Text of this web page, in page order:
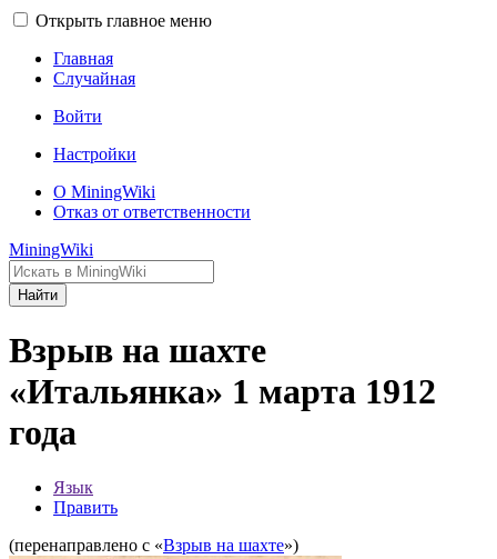
Открыть главное меню
Главная
Случайная
Войти
Настройки
О MiningWiki
Отказ от ответственности
MiningWiki
Найти
Взрыв на шахте
«Итальянка» 1 марта 1912
года
Язык
Править
(перенаправлено с «Взрыв на шахте»)